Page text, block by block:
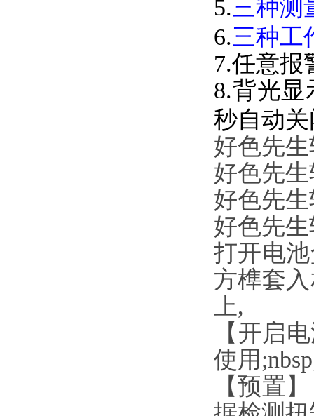
5.三种测
6.三种工
7.任意报
8.背光显
秒自动关闭
好色先
好色先
好色先
好色先
打开电池
方榫套入
上,
【开启
使用
【预置